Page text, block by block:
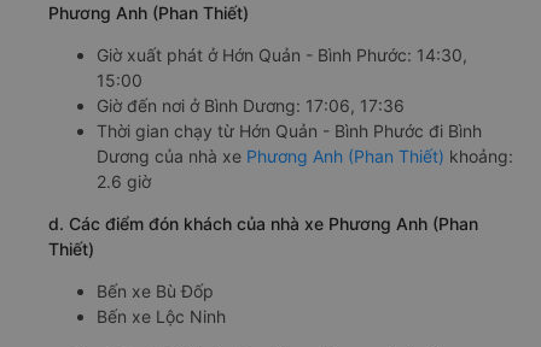
Phương Anh (Phan Thiết)
Giờ xuất phát ở Hớn Quản - Bình Phước: 14:30,
15:00
Giờ đến nơi ở Bình Dương: 17:06, 17:36
Thời gian chạy từ Hớn Quản - Bình Phước đi Bình
Dương của nhà xe Phương Anh (Phan Thiết) khoảng:
2.6 giờ
d. Các điểm đón khách của nhà xe Phương Anh (Phan
Thiết)
Bến xe Bù Đốp
Bến xe Lộc Ninh